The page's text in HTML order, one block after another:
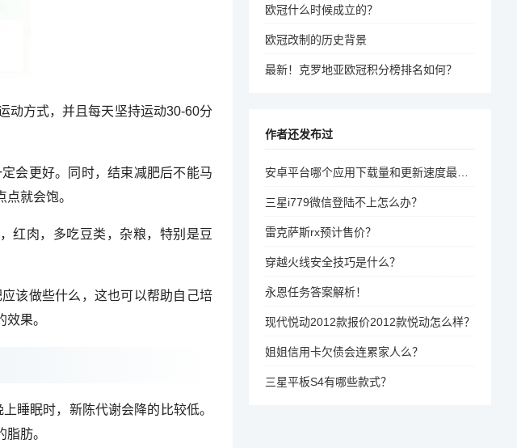
动方式，并且每天坚持运动30-60分
会更好。同时，结束减肥后不能马
就会饱。
红肉，多吃豆类，杂粮，特别是豆
该做些什么，这也可以帮助自己培
果。
睡眠时，新陈代谢会降的比较低。
肪。
欧冠什么时候成立的？
欧冠改制的历史背景
最新！克罗地亚欧冠积分榜排名如何？
作者还发布过
安卓平台哪个应用下载量和更新速度最热？
三星i779微信登陆不上怎么办？
雷克萨斯rx预计售价？
穿越火线安全技巧是什么？
永恩任务答案解析！
现代悦动2012款报价2012款悦动怎么样？
姐姐信用卡欠债会连累家人么？
三星平板S4有哪些款式？